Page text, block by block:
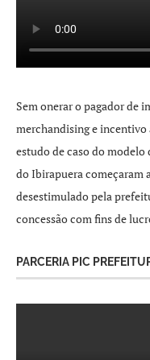
Sem onerar o pagador de
merchandising e incentivo
estudo de caso do
do Ibirapuera começaram
desestimulado pela
concessão com fins de
PARCERIA PIC